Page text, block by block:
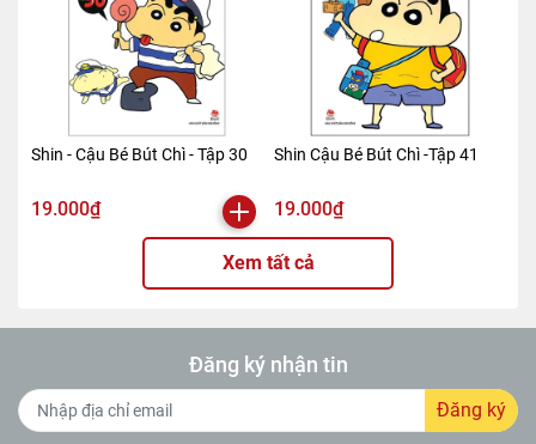
Shin - Cậu Bé Bút Chì - Tập 30
19.000₫
Shin Cậu Bé Bút Chì -Tập 41
19.000₫
Xem tất cả
Đăng ký nhận tin
Đăng ký